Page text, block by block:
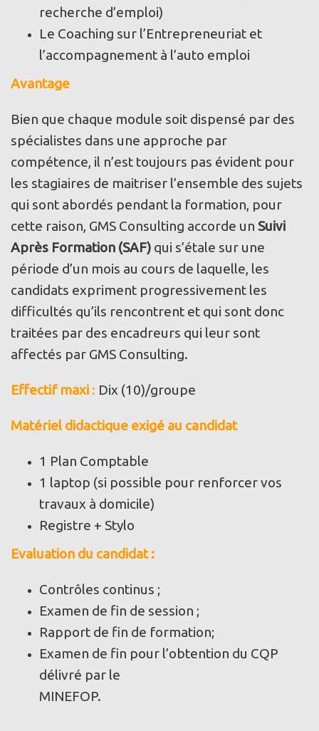
recherche d’emploi)
Le Coaching sur l’Entrepreneuriat et
l’accompagnement à l’auto emploi
Avantage
Bien que chaque module soit dispensé par des
spécialistes dans une approche par
compétence, il n’est toujours pas évident pour
les stagiaires de maitriser l’ensemble des sujets
qui sont abordés pendant la formation, pour
cette raison, GMS Consulting accorde un Suivi
Après Formation (SAF) qui s’étale sur une
période d’un mois au cours de laquelle, les
candidats expriment progressivement les
difficultés qu’ils rencontrent et qui sont donc
traitées par des encadreurs qui leur sont
affectés par GMS Consulting.
Effectif maxi : Dix (10)/groupe
Matériel didactique exigé au candidat
1 Plan Comptable
1 laptop (si possible pour renforcer vos
travaux à domicile)
Registre + Stylo
Evaluation du candidat :
Contrôles continus ;
Examen de fin de session ;
Rapport de fin de formation;
Examen de fin pour l’obtention du CQP
délivré par le
MINEFOP.